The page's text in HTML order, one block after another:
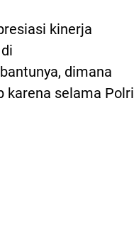
kinerja
dimana
karena selama Polri